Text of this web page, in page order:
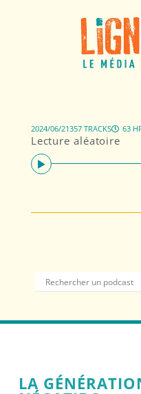
Lecture aléatoire
2024/06/21357 TRACKS 63
LA